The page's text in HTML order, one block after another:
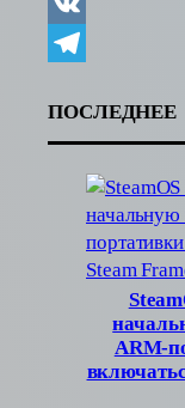
Link
VK
ПОСЛЕДНЕЕ
ARM-